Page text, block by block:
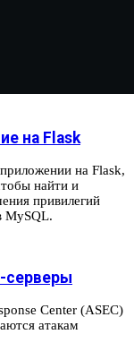
на Flask
на Flask,
найти и
привилегий
MySQL.
серверы
Center (ASEC)
атакам